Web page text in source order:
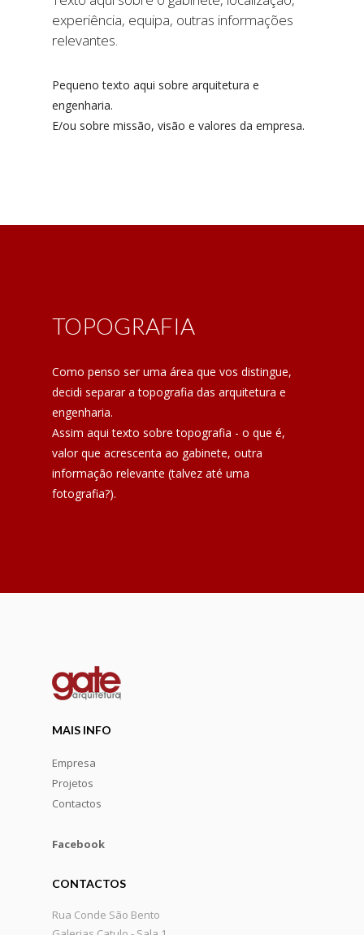
experiência, equipa, outras informações
relevantes.
Pequeno texto aqui sobre arquitetura e
engenharia.
E/ou sobre missão, visão e valores da empresa.
TOPOGRAFIA
Como penso ser uma área que vos distingue,
decidi separar a topografia das arquitetura e
engenharia.
Assim aqui texto sobre topografia - o que é,
valor que acrescenta ao gabinete, outra
informação relevante (talvez até uma
fotografia?).
MAIS INFO
Empresa
Projetos
Contactos
Facebook
CONTACTOS
Rua Conde São Bento